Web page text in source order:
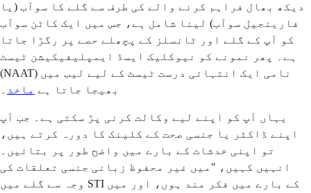
دیکھ بھال فراہم کرنے والے کی طرف سے گلے کا سوآب (یا
فارینجیل سوآب) لینا شامل ہے، جس میں ایک کاٹن سوآب
کو آپ کے گلے اور ٹانسلز کے پچھلے حصے پر رگڑا جاتا
ہے۔ پھر نمونے کو نیوکلیک ایسڈ ایمپلیفیکیشن ٹیسٹ
(NAAT) نامی ایک انتہائی درست ٹیسٹ کے لیے لیب میں
بھیجا جاتا ہے ماخذ
یہاں آپ کو اپنے لیے وکالت کرنی پڑ سکتی ہے۔ جب آپ
اپنے ڈاکٹر یا جنسی صحت کے کلینک کا دورہ کرتے ہیں،
تو اپنی خدشات کے بارے میں واضح طور پر بتائیں۔
انہیں کہیں، "میں غیر محفوظ زبانی جنسی تعلقات کی
وجہ سے گلے میں STI کے بارے میں فکر مند ہوں، اور میں